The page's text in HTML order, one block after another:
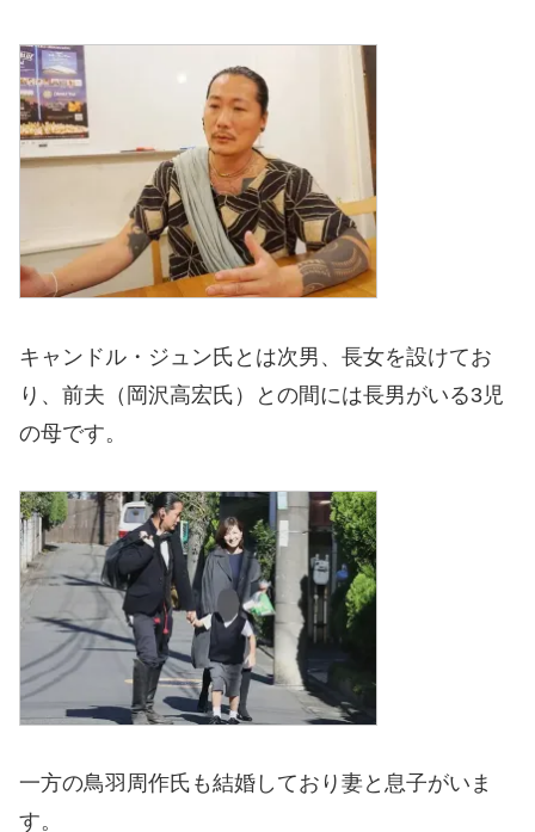
キャンドル・ジュン氏とは次男、長女を設けてお
り、前夫（岡沢高宏氏）との間には長男がいる3児
の母です。
一方の鳥羽周作氏も結婚しており妻と息子がいま
す。